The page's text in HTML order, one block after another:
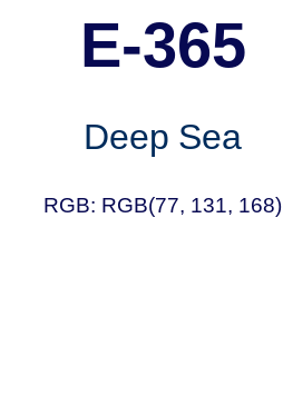
E-365
Deep Sea
RGB: RGB(77, 131, 168)